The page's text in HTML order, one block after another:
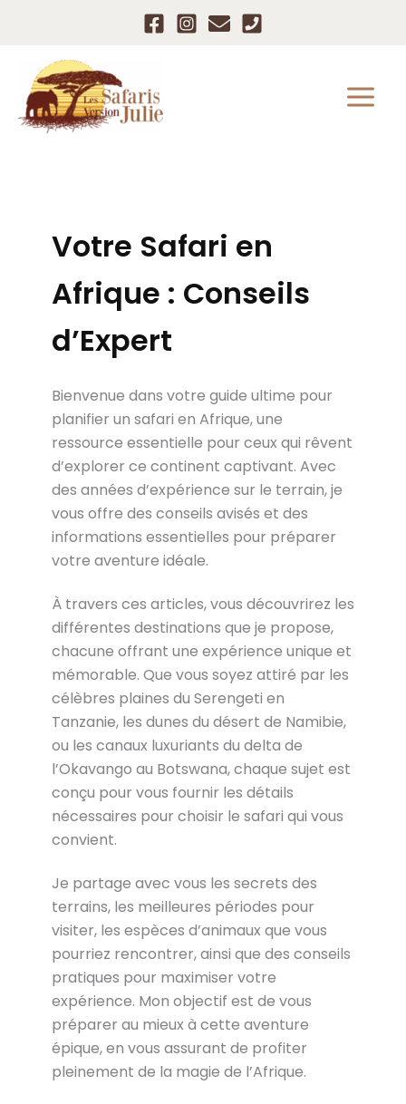
contenu
Votre Safari en
Afrique : Conseils
d’Expert
Bienvenue dans votre guide ultime pour
planifier un safari en Afrique, une
ressource essentielle pour ceux qui rêvent
d’explorer ce continent captivant. Avec
des années d’expérience sur le terrain, je
vous offre des conseils avisés et des
informations essentielles pour préparer
votre aventure idéale.
À travers ces articles, vous découvrirez les
différentes destinations que je propose,
chacune offrant une expérience unique et
mémorable. Que vous soyez attiré par les
célèbres plaines du Serengeti en
Tanzanie, les dunes du désert de Namibie,
ou les canaux luxuriants du delta de
l’Okavango au Botswana, chaque sujet est
conçu pour vous fournir les détails
nécessaires pour choisir le safari qui vous
convient.
Je partage avec vous les secrets des
terrains, les meilleures périodes pour
visiter, les espèces d’animaux que vous
pourriez rencontrer, ainsi que des conseils
pratiques pour maximiser votre
expérience. Mon objectif est de vous
préparer au mieux à cette aventure
épique, en vous assurant de profiter
pleinement de la magie de l’Afrique.